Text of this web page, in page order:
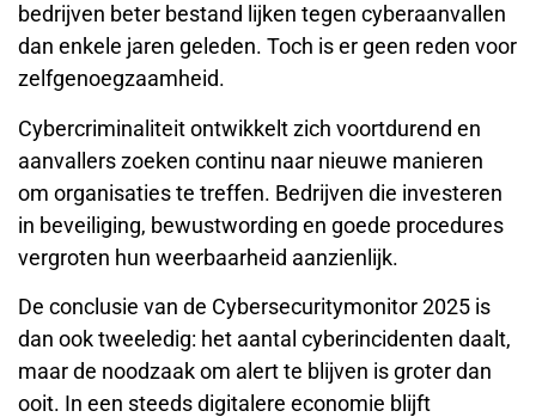
bedrijven beter bestand lijken tegen cyberaanvallen
dan enkele jaren geleden. Toch is er geen reden voor
zelfgenoegzaamheid.
Cybercriminaliteit ontwikkelt zich voortdurend en
aanvallers zoeken continu naar nieuwe manieren
om organisaties te treffen. Bedrijven die investeren
in beveiliging, bewustwording en goede procedures
vergroten hun weerbaarheid aanzienlijk.
De conclusie van de Cybersecuritymonitor 2025 is
dan ook tweeledig: het aantal cyberincidenten daalt,
maar de noodzaak om alert te blijven is groter dan
ooit. In een steeds digitalere economie blijft